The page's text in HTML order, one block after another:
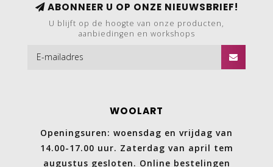
ABONNEER U OP ONZE NIEUWSBRIEF!
U blijft op de hoogte van onze producten,
aanbiedingen en workshops
WOOLART
Openingsuren: woensdag en vrijdag van
14.00-17.00 uur. Zaterdag van april tem
augustus gesloten. Online bestelingen